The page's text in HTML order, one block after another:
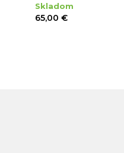
Skladom
65,00 €